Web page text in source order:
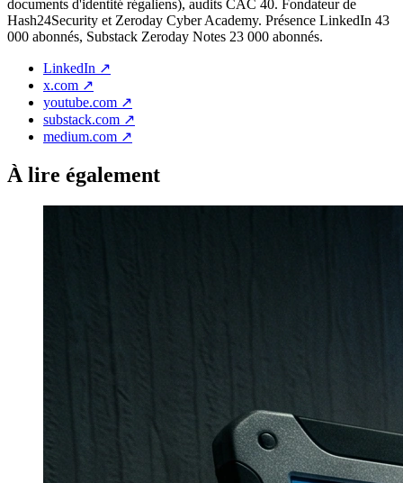
documents d'identité régaliens), audits CAC 40. Fondateur de
Hash24Security et Zeroday Cyber Academy. Présence LinkedIn 43
000 abonnés, Substack Zeroday Notes 23 000 abonnés.
LinkedIn ↗
x.com ↗
youtube.com ↗
substack.com ↗
medium.com ↗
À lire également